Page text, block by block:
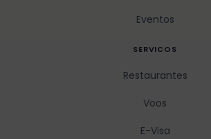
Eventos
SERVICOS
Restaurantes
Voos
E-Visa